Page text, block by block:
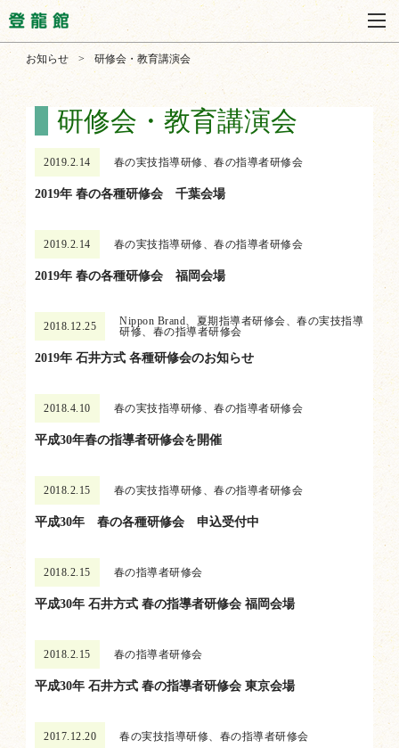
お知らせ > 研修会・教育講演会
研修会・教育講演会
2019.2.14 春の実技指導研修、春の指導者研修会
2019年 春の各種研修会 千葉会場
2019.2.14 春の実技指導研修、春の指導者研修会
2019年 春の各種研修会 福岡会場
2018.12.25
Nippon Brand、夏期指導者研修会、春の実技指導
研修、春の指導者研修会
2019年 石井方式 各種研修会のお知らせ
2018.4.10 春の実技指導研修、春の指導者研修会
平成30年春の指導者研修会を開催
2018.2.15 春の実技指導研修、春の指導者研修会
平成30年 春の各種研修会 申込受付中
2018.2.15 春の指導者研修会
平成30年 石井方式 春の指導者研修会 福岡会場
2018.2.15 春の指導者研修会
平成30年 石井方式 春の指導者研修会 東京会場
2017.12.20 春の実技指導研修、春の指導者研修会